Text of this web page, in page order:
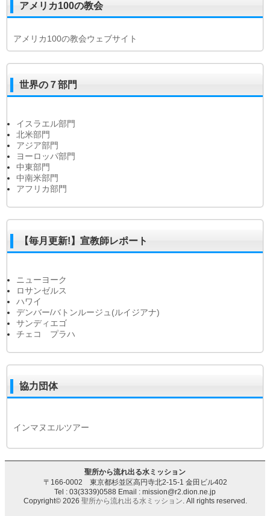
アメリカ100の教会
アメリカ100の教会ウェブサイト
世界の７部門
イスラエル部門
北米部門
アジア部門
ヨーロッパ部門
中東部門
中南米部門
アフリカ部門
【毎月更新!】宣教師レポート
ニューヨーク
ロサンゼルス
ハワイ
デンバー/バトンルージュ(ルイジアナ)
サンディエゴ
チェコ プラハ
協力団体
インマヌエルツアー
聖所から流れ出る水ミッション
〒166-0002 東京都杉並区高円寺北2-15-1 金田ビル402
Tel : 03(3339)0588 Email : mission@r2.dion.ne.jp
Copyright© 2026 聖所から流れ出る水ミッション. All rights reserved.